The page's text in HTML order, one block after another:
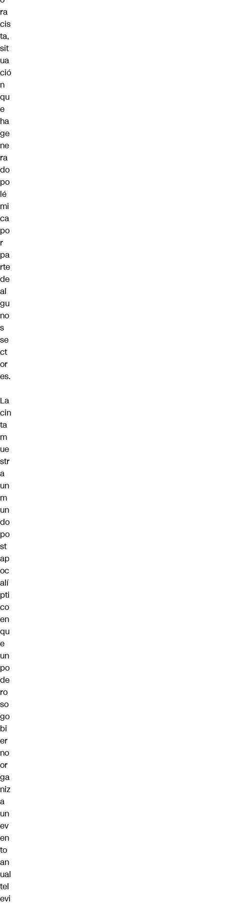
ra
cis
ta,
sit
ua
ció
n
qu
e
ha
ge
ne
ra
do
po
lé
mi
ca
po
r
pa
rte
de
al
gu
no
s
se
ct
or
es.
La
cin
ta
m
ue
str
a
un
m
un
do
po
st
ap
oc
alí
pti
co
en
qu
e
un
po
de
ro
so
go
bi
er
no
or
ga
niz
a
un
ev
en
to
an
ual
tel
evi